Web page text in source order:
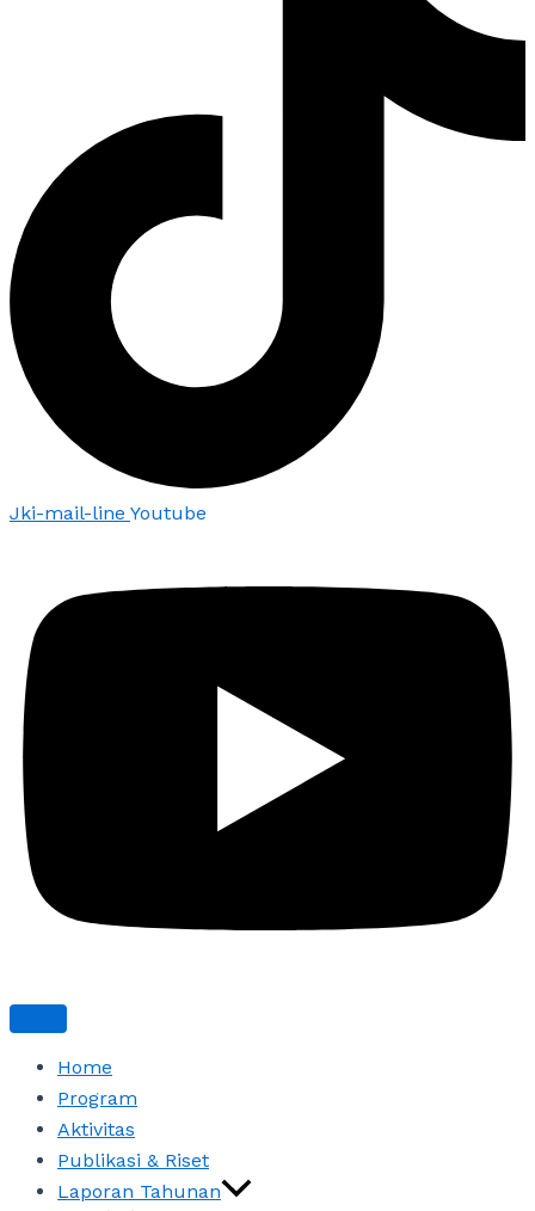
Jki-mail-line Youtube
Home
Program
Aktivitas
Publikasi & Riset
Laporan Tahunan